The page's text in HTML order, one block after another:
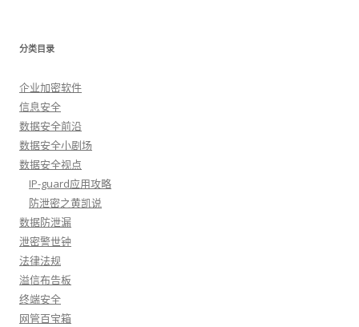
分类目录
企业加密软件
信息安全
数据安全前沿
数据安全小剧场
数据安全视点
IP-guard应用攻略
防泄密之黄凯说
数据防泄漏
泄密警世钟
法律法规
溢信布告板
终端安全
网管百宝箱